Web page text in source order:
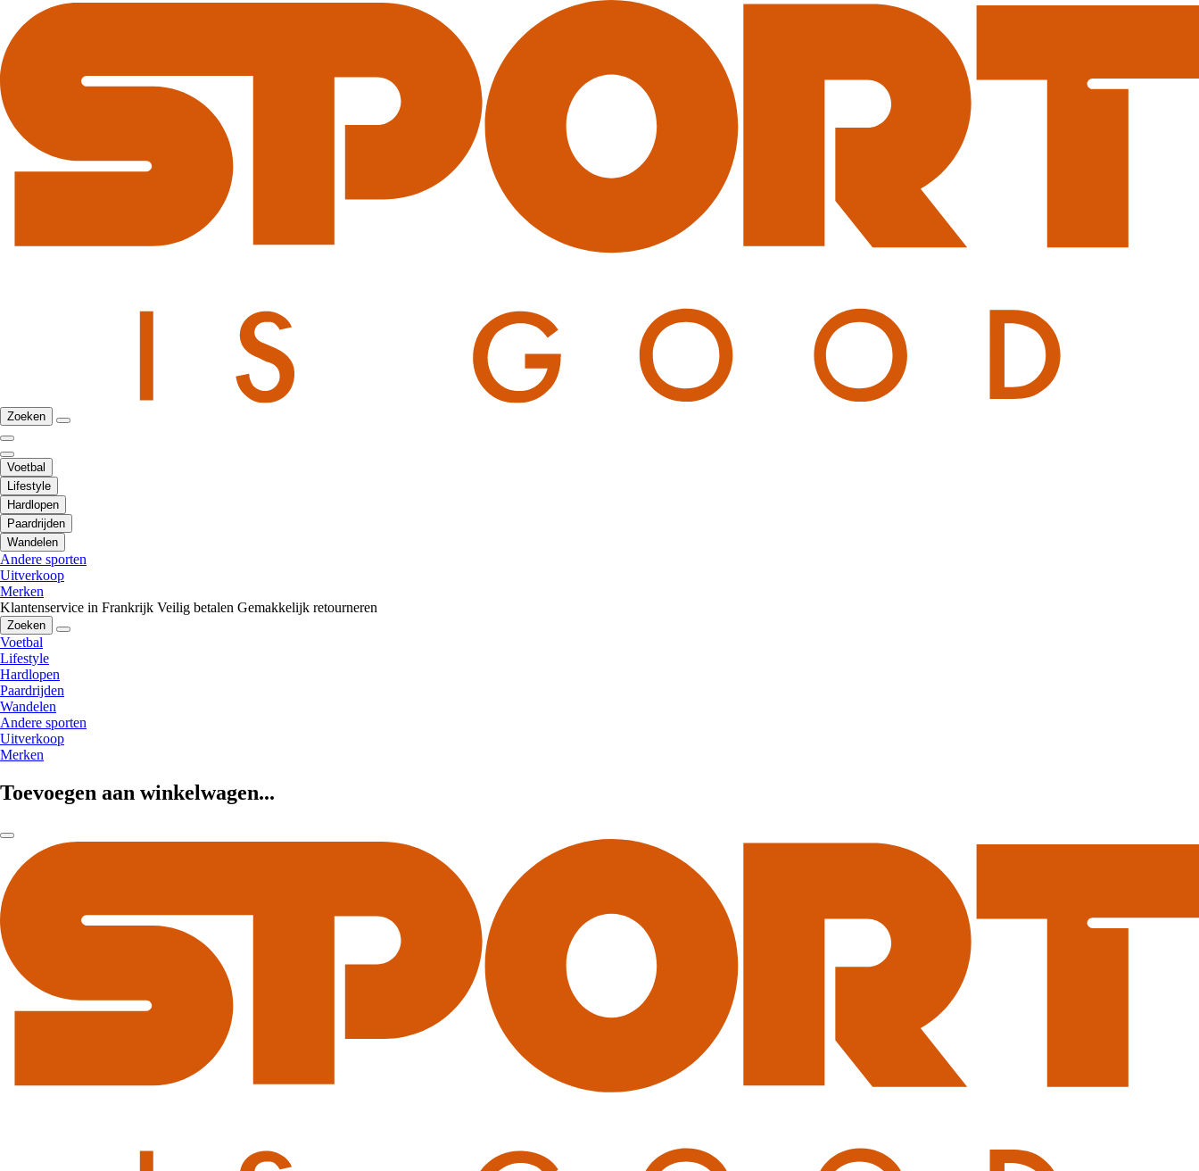
Zoeken
Voetbal
Lifestyle
Hardlopen
Paardrijden
Wandelen
Andere sporten
Uitverkoop
Merken
Klantenservice in Frankrijk Veilig betalen Gemakkelijk retourneren
Zoeken
Voetbal
Lifestyle
Hardlopen
Paardrijden
Wandelen
Andere sporten
Uitverkoop
Merken
Toevoegen aan winkelwagen...